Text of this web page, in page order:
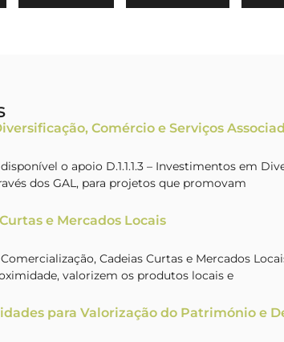
Comércio e Serviços
o apoio D.1.1.1.3 – Investimentos em
dos GAL, para projetos que promovam
e Mercados Locais
Comercialização, Cadeias Curtas e Mercados
valorizem os produtos locais e
para Valorização do Património e